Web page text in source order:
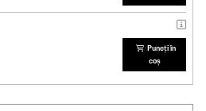
Puneți în
coș